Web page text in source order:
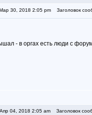
30, 2018 2:05 pm Заголовок
- в оргах есть люди с
04, 2018 2:05 am Заголовок